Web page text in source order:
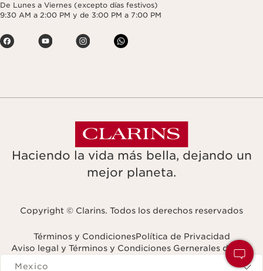
De Lunes a Viernes (excepto días festivos)
9:30 AM a 2:00 PM y de 3:00 PM a 7:00 PM
Haciendo la vida más bella, dejando un
mejor planeta.
Copyright © Clarins. Todos los derechos reservados
Términos y CondicionesPolítica de Privacidad
Aviso legal y Términos y Condiciones Gernerales de Uso
Navigates to
Mexico